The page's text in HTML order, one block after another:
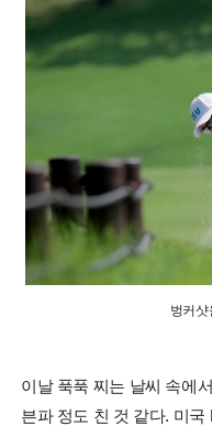
벙커샷
이날 푹푹 찌는 날씨 속에
븐파 정도 친 것 같다. 미